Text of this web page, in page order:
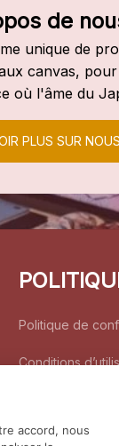
de
unique de
canvas,
où l'âme du
PLUS SUR NOUS
Politique de
Conditions
Politique
Politique de
accord, nous